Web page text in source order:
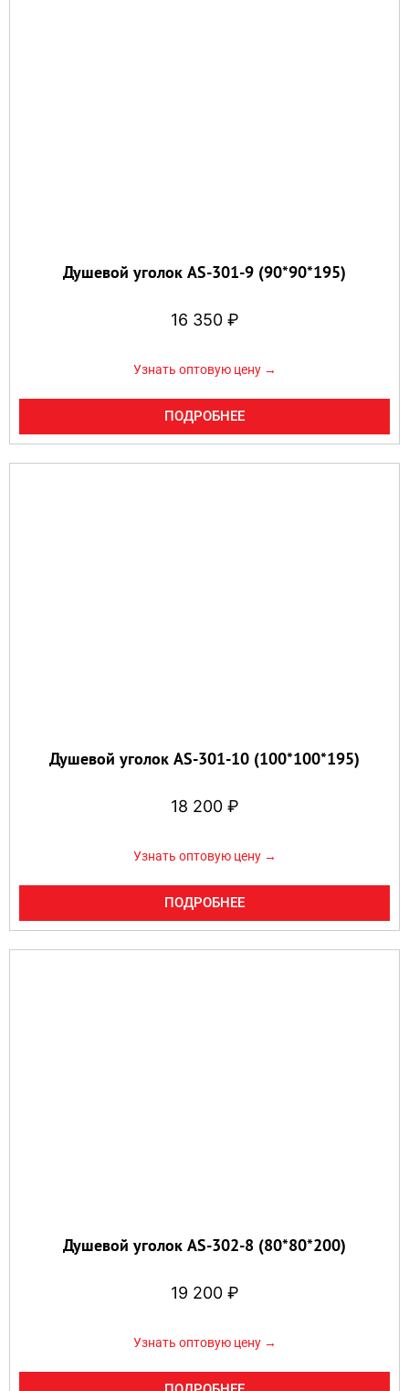
Душевой уголок AS-301-9 (90*90*195)
16 350 ₽
Узнать оптовую цену →
ПОДРОБНЕЕ
Душевой уголок AS-301-10 (100*100*195)
18 200 ₽
Узнать оптовую цену →
ПОДРОБНЕЕ
Душевой уголок AS-302-8 (80*80*200)
19 200 ₽
Узнать оптовую цену →